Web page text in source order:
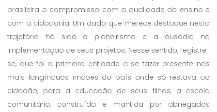
brasileira o compromisso com a qualidade do ensino e
com a cidadania. Um dado que merece destaque nesta
trajetória há sido o pioneirismo e a ousadia na
implementação de seus projetos. Nesse sentido, registre-
se, que foi a primeira entidade a se fazer presente nos
mais longínquos rincões do país onde só restava ao
cidadão, para a educação de seus filhos, a escola
comunitária, construída e mantida por abnegados